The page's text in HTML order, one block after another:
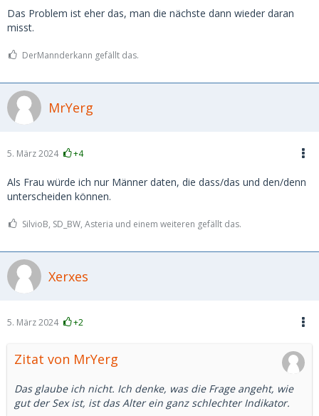
Das Problem ist eher das, man die nächste dann wieder daran
misst.
DerMannderkann gefällt das.
MrYerg
5. März 2024 +4
Als Frau würde ich nur Männer daten, die dass/das und den/denn
unterscheiden können.
SilvioB, SD_BW, Asteria und einem weiteren gefällt das.
Xerxes
5. März 2024 +2
Zitat von MrYerg
Das glaube ich nicht. Ich denke, was die Frage angeht, wie
gut der Sex ist, ist das Alter ein ganz schlechter Indikator.